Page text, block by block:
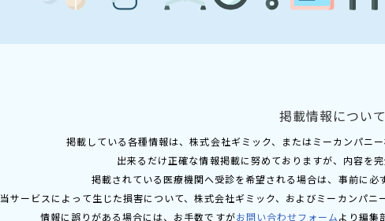
掲載情報について
掲載している各種情報は、株式会社ギミック、またはミーカンパニ
出来るだけ正確な情報掲載に努めておりますが、内容を
掲載されている医療機関へ受診を希望される場合は、事前に必
当サービスによって生じた損害について、株式会社ギミック、およびミーカンパニ
情報に誤りがある場合には、お手数ですがお問い合わせフォームより編集